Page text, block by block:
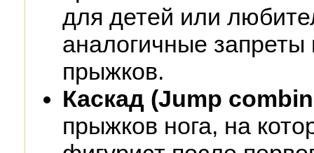
для детей или
аналогичные
прыжков.
Каскад (Jump
прыжков нога, на